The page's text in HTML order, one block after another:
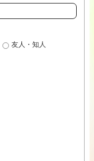
友人・知人